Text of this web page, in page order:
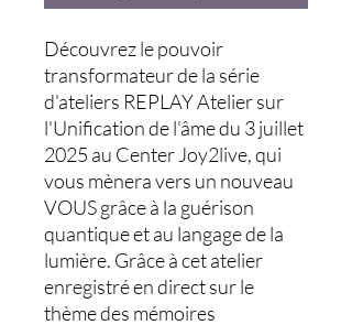
Découvrez le pouvoir
transformateur de la série
d'ateliers REPLAY Atelier sur
l'Unification de l'âme du 3 juillet
2025 au Center Joy2live, qui
vous mènera vers un nouveau
VOUS grâce à la guérison
quantique et au langage de la
lumière. Grâce à cet atelier
enregistré en direct sur le
thème des mémoires